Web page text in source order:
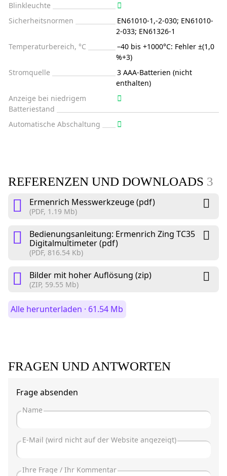
Blinkleuchte
Sicherheitsnormen
EN61010-1,-2-030; EN61010-
2-033; EN61326-1
Temperaturbereich, °C
–40 bis +1000°C: Fehler ±(1,0
%+3)
Stromquelle
3 AAA-Batterien (nicht
enthalten)
Anzeige bei niedrigem
Batteriestand
Automatische Abschaltung
REFERENZEN UND DOWNLOADS 3
Ermenrich Messwerkzeuge (pdf)
(PDF, 1.19 Mb)
Bedienungsanleitung: Ermenrich Zing TC35
Digitalmultimeter (pdf)
(PDF, 816.54 Kb)
Bilder mit hoher Auflösung (zip)
(ZIP, 59.55 Mb)
Alle herunterladen · 61.54 Mb
FRAGEN UND ANTWORTEN
Frage absenden